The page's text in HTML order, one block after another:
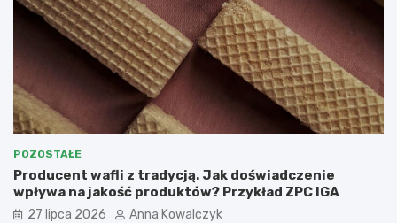
POZOSTAŁE
Producent wafli z tradycją. Jak doświadczenie
wpływa na jakość produktów? Przykład ZPC IGA
27 lipca 2026 Anna Kowalczyk